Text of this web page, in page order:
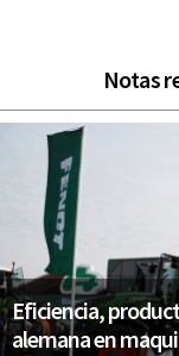
Notas
Eficiencia,
alemana en